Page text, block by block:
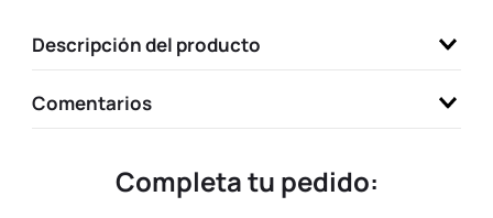
Descripción del producto
Comentarios
Completa tu pedido: